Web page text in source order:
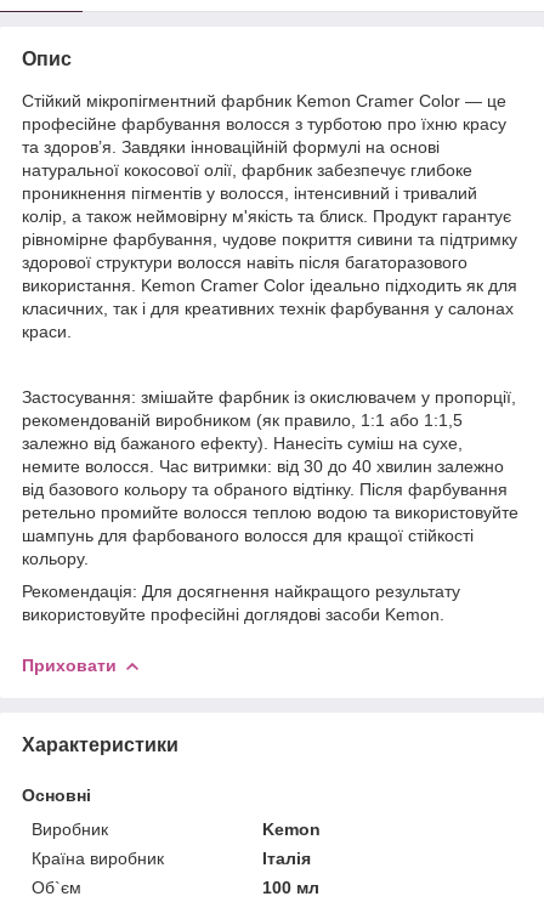
Опис
Стійкий мікропігментний фарбник Kemon Cramer Color — це
професійне фарбування волосся з турботою про їхню красу
та здоров’я. Завдяки інноваційній формулі на основі
натуральної кокосової олії, фарбник забезпечує глибоке
проникнення пігментів у волосся, інтенсивний і тривалий
колір, а також неймовірну м'якість та блиск. Продукт гарантує
рівномірне фарбування, чудове покриття сивини та підтримку
здорової структури волосся навіть після багаторазового
використання. Kemon Cramer Color ідеально підходить як для
класичних, так і для креативних технік фарбування у салонах
краси.
Застосування: змішайте фарбник із окислювачем у пропорції,
рекомендованій виробником (як правило, 1:1 або 1:1,5
залежно від бажаного ефекту). Нанесіть суміш на сухе,
немите волосся. Час витримки: від 30 до 40 хвилин залежно
від базового кольору та обраного відтінку. Після фарбування
ретельно промийте волосся теплою водою та використовуйте
шампунь для фарбованого волосся для кращої стійкості
кольору.
Рекомендація: Для досягнення найкращого результату
використовуйте професійні доглядові засоби Kemon.
Приховати
Характеристики
Основні
Виробник
Kemon
Країна виробник
Італія
Об`єм
100 мл